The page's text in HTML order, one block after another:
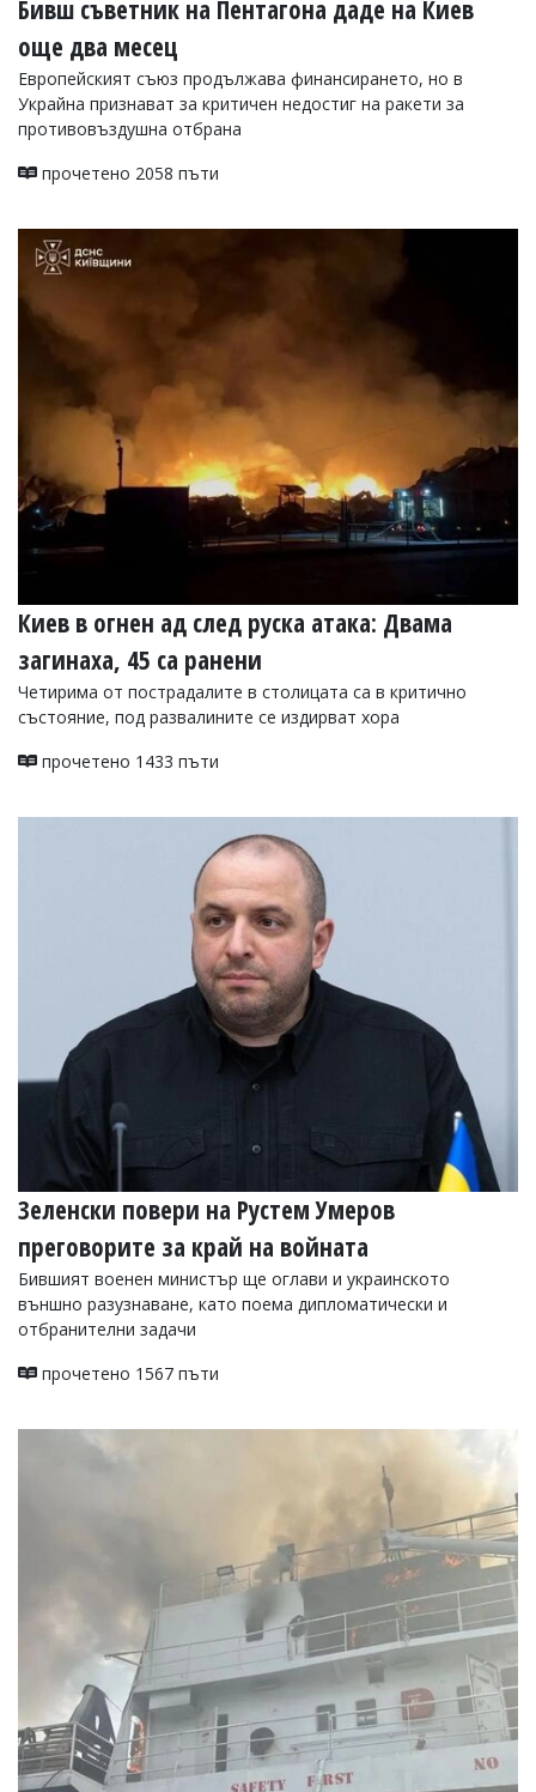
Бивш съветник на Пентагона даде на Киев
още два месец
Европейският съюз продължава финансирането, но в
Украйна признават за критичен недостиг на ракети за
противовъздушна отбрана
прочетено 2058 пъти
Киев в огнен ад след руска атака: Двама
загинаха, 45 са ранени
Четирима от пострадалите в столицата са в критично
състояние, под развалините се издирват хора
прочетено 1433 пъти
Зеленски повери на Рустем Умеров
преговорите за край на войната
Бившият военен министър ще оглави и украинското
външно разузнаване, като поема дипломатически и
отбранителни задачи
прочетено 1567 пъти